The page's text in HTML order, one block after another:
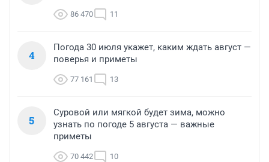
86 470 11
4
Погода 30 июля укажет, каким ждать август —
поверья и приметы
77 161 13
5
Суровой или мягкой будет зима, можно
узнать по погоде 5 августа — важные
приметы
70 442 10